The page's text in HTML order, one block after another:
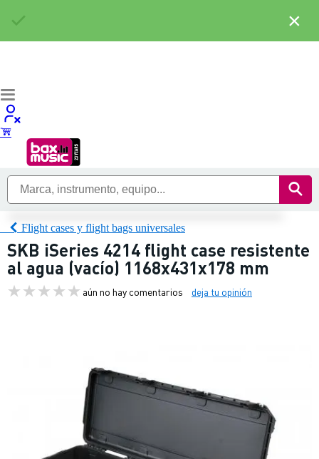
Flight cases y flight bags universales
SKB iSeries 4214 flight case resistente
al agua (vacío) 1168x431x178 mm
aún no hay comentarios deja tu opinión
×